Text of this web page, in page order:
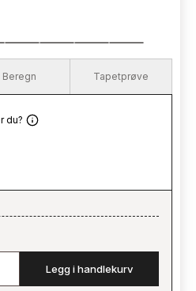
Beregn Tapetprøve
du?
Legg i handlekurv